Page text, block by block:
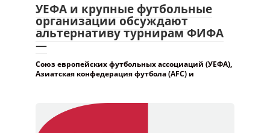
УЕФА и крупные футбольные
организации обсуждают
альтернативу турнирам ФИФА
—
Союз европейских футбольных ассоциаций (УЕФА),
Азиатская конфедерация футбола (AFC) и